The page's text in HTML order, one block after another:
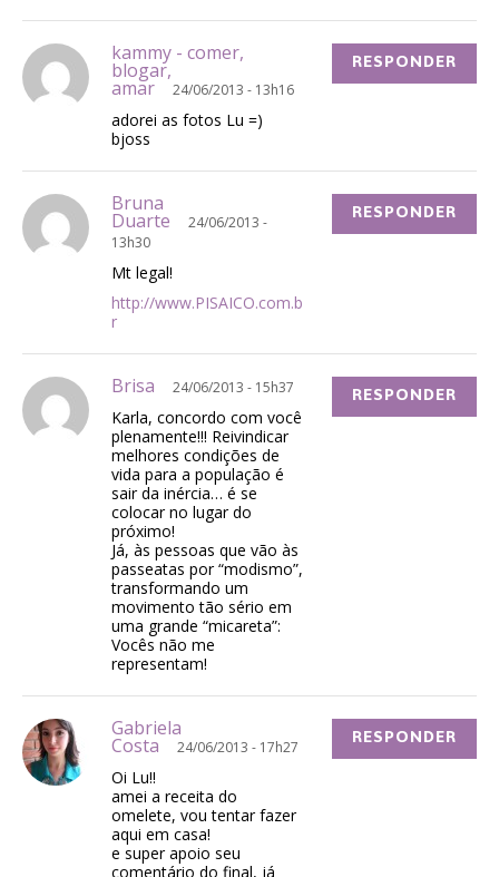
kammy - comer,
blogar,
amar 24/06/2013 - 13h16
adorei as fotos Lu =)
bjoss
RESPONDER
Bruna
Duarte
24/06/2013 -
13h30
Mt legal!
http://www.PISAICO.com.b
r
RESPONDER
Brisa 24/06/2013 - 15h37
Karla, concordo com você
plenamente!!! Reivindicar
melhores condições de
vida para a população é
sair da inércia… é se
colocar no lugar do
próximo!
Já, às pessoas que vão às
passeatas por “modismo”,
transformando um
movimento tão sério em
uma grande “micareta”:
Vocês não me
representam!
RESPONDER
Gabriela
Costa 24/06/2013 - 17h27
Oi Lu!!
amei a receita do
omelete, vou tentar fazer
aqui em casa!
e super apoio seu
comentário do final, já
RESPONDER